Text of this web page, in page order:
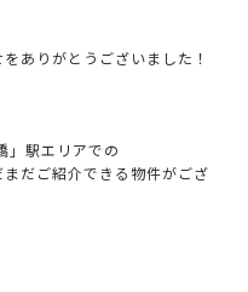
ありがとうございました！
」駅エリアでの
だご紹介できる物件がござ